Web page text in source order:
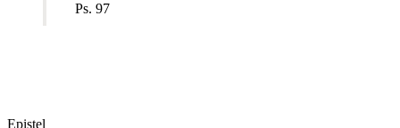
Ps. 97
Epistel